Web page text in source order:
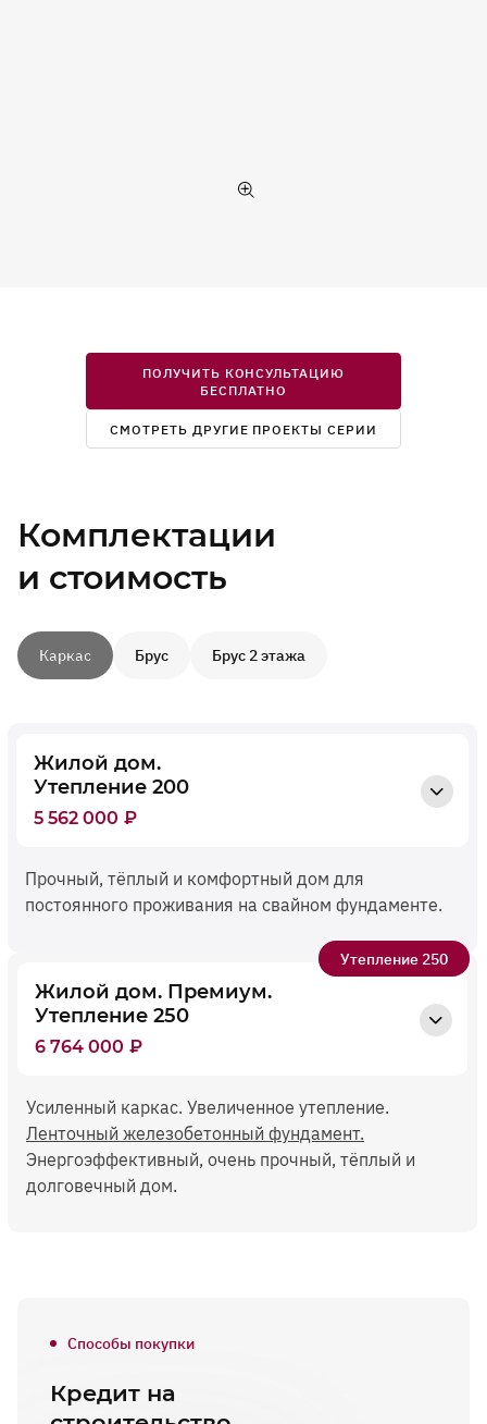
ПОЛУЧИТЬ КОНСУЛЬТАЦИЮ
БЕСПЛАТНО
СМОТРЕТЬ ДРУГИЕ ПРОЕКТЫ СЕРИИ
Комплектации
и стоимость
Каркас Брус Брус 2 этажа
Жилой дом.
Утепление 200
5 562 000 ₽
Прочный, тёплый и комфортный дом для
постоянного проживания на свайном фундаменте.
Утепление 250
Жилой дом. Премиум.
Утепление 250
6 764 000 ₽
Усиленный каркас. Увеличенное утепление.
Ленточный железобетонный фундамент.
Энергоэффективный, очень прочный, тёплый и
долговечный дом.
Способы покупки
Кредит на